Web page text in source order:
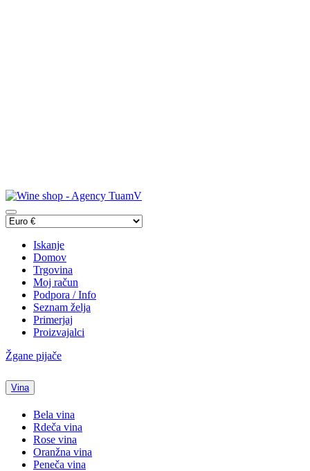
Iskanje
Domov
Trgovina
Moj račun
Podpora / Info
Seznam želja
Primerjaj
Proizvajalci
Žgane pijače
Vina
Bela vina
Rdeča vina
Rose vina
Oranžna vina
Peneča vina